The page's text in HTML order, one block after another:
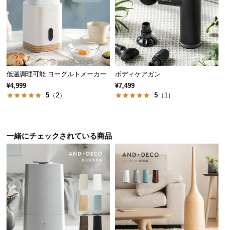
つ
保
証
に
つ
い
会
員
に
つ
い
低温調理可能 ヨーグルトメーカー
¥4,999
5 （2）
ボディケアガン
¥7,499
5 （1）
一緒にチェックされている商品